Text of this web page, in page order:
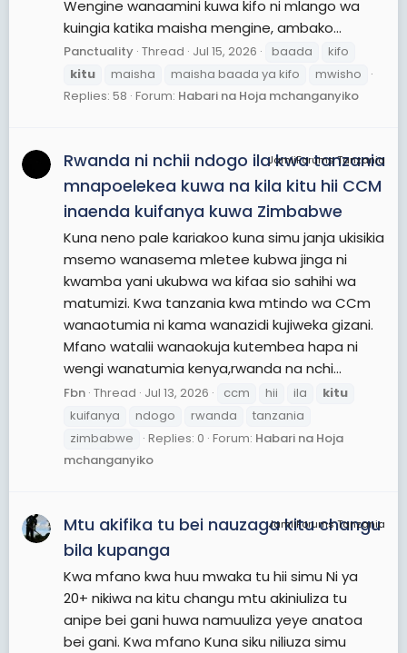
Wengine wanaamini kuwa kifo ni mlango wa
kuingia katika maisha mengine, ambako...
Panctuality Thread Jul 15, 2026 baada
kifo
kitu
maisha maisha baada ya kifo
mwisho
Replies: 58 Forum: Habari na Hoja mchanganyiko
JamiiForums Tanzania
Rwanda ni nchii ndogo ila kwa tanzania
mnapoelekea kuwa na kila kitu hii CCM
inaenda kuifanya kuwa Zimbabwe
Kuna neno pale kariakoo kuna simu janja ukisikia
msemo wanasema mletee kubwa jinga ni
kwamba yani ukubwa wa kifaa sio sahihi wa
matumizi. Kwa tanzania kwa mtindo wa CCm
wanaotumia ni kama wanazidi kujiweka gizani.
Mfano watalii wanaokuja kutembea hapa ni
wengi wanatumia kenya,rwanda na nchi...
Fbn Thread Jul 13, 2026 ccm hii ila
kitu
kuifanya
ndogo rwanda
tanzania
zimbabwe
Replies: 0 Forum: Habari na Hoja
mchanganyiko
JamiiForums Tanzania
Mtu akifika tu bei nauzaga kitu changu
bila kupanga
Kwa mfano kwa huu mwaka tu hii simu Ni ya
20+ nikiwa na kitu changu mtu akiniuliza tu
anipe bei gani huwa namuuliza yeye anatoa
bei gani. Kwa mfano Kuna siku niliuza simu